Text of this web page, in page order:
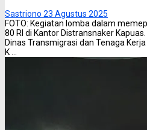
Sastriono 23 Agustus 2025
FOTO: Kegiatan lomba dalam
80 RI di Kantor Distransnaker
Dinas Transmigrasi dan Tenaga
K ...